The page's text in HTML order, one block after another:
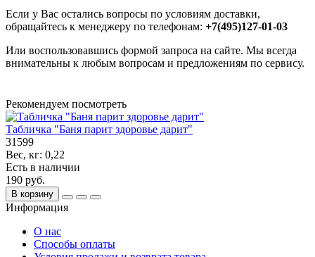
Если у Вас остались вопросы по условиям доставки,
обращайтесь к менеджеру по телефонам: +7(495)127-01-03
Или воспользовавшись формой запроса на сайте. Мы всегда
внимательны к любым вопросам и предложениям по сервису.
Рекомендуем посмотреть
Табличка "Баня парит здоровье дарит"
31599
Вес, кг: 0,22
Есть в наличии
190 руб.
В корзину
Информация
О нас
Способы оплаты